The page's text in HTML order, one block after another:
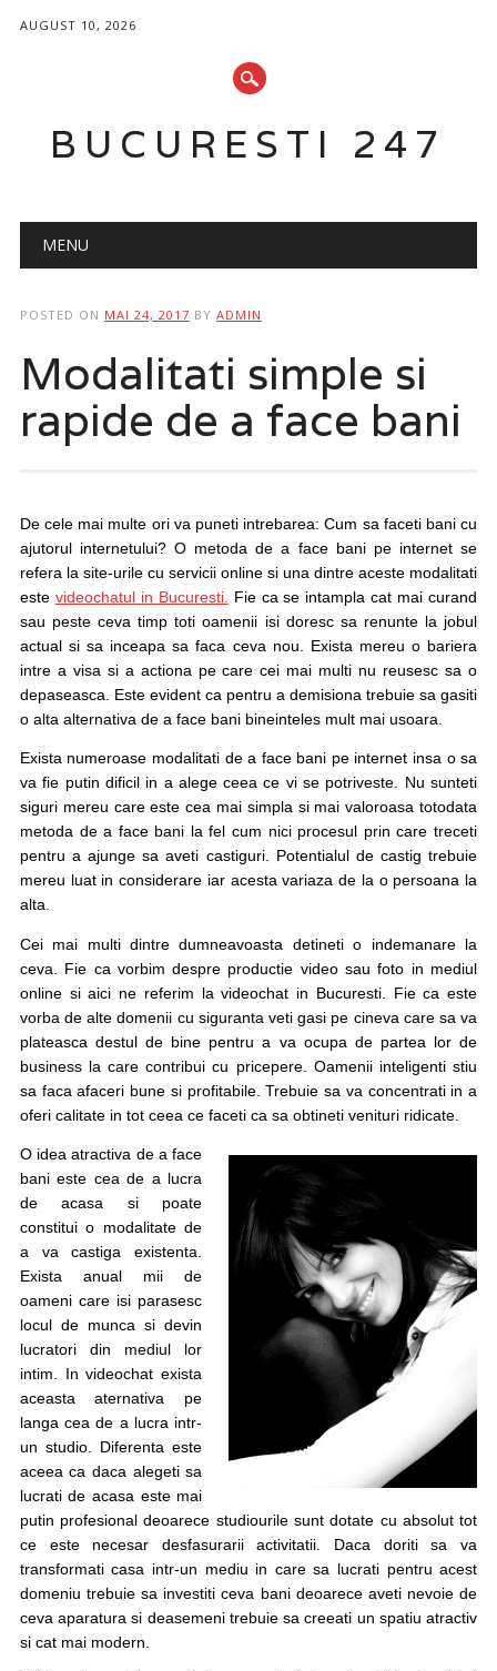
AUGUST 10, 2026
BUCURESTI 247
Main menu
MENU
POSTED ON MAI 24, 2017 BY ADMIN
Modalitati simple si
rapide de a face bani
De cele mai multe ori va puneti intrebarea: Cum sa faceti bani cu
ajutorul internetului? O metoda de a face bani pe internet se
refera la site-urile cu servicii online si una dintre aceste modalitati
este videochatul in Bucuresti.
Fie ca se intampla cat mai curand
sau peste ceva timp toti oamenii isi doresc sa renunte la jobul
actual si sa inceapa sa faca ceva nou. Exista mereu o bariera
intre a visa si a actiona pe care cei mai multi nu reusesc sa o
depaseasca. Este evident ca pentru a demisiona trebuie sa gasiti
o alta alternativa de a face bani bineinteles mult mai usoara.
Exista numeroase modalitati de a face bani pe internet insa o sa
va fie putin dificil in a alege ceea ce vi se potriveste. Nu sunteti
siguri mereu care este cea mai simpla si mai valoroasa totodata
metoda de a face bani la fel cum nici procesul prin care treceti
pentru a ajunge sa aveti castiguri. Potentialul de castig trebuie
mereu luat in considerare iar acesta variaza de la o persoana la
alta.
Cei mai multi dintre dumneavoasta detineti o indemanare la
ceva. Fie ca vorbim despre productie video sau foto in mediul
online si aici ne referim la videochat in Bucuresti. Fie ca este
vorba de alte domenii cu siguranta veti gasi pe cineva care sa va
plateasca destul de bine pentru a va ocupa de partea lor de
business la care contribui cu pricepere. Oamenii inteligenti stiu
sa faca afaceri bune si profitabile. Trebuie sa va concentrati in a
oferi calitate in tot ceea ce faceti ca sa obtineti venituri ridicate.
O idea atractiva de a face
bani este cea de a lucra
de acasa si poate
constitui o modalitate de
a va castiga existenta.
Exista anual mii de
oameni care isi parasesc
locul de munca si devin
lucratori din mediul lor
intim. In videochat exista
aceasta aternativa pe
langa cea de a lucra intr-
un studio. Diferenta este
aceea ca daca alegeti sa
lucrati de acasa este mai
putin profesional deoarece studiourile sunt dotate cu absolut tot
ce este necesar desfasurarii activitatii. Daca doriti sa va
transformati casa intr-un mediu in care sa lucrati pentru acest
domeniu trebuie sa investiti ceva bani deoarece aveti nevoie de
ceva aparatura si deasemeni trebuie sa creeati un spatiu atractiv
si cat mai modern.